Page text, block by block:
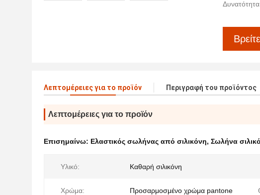
Λεπτομέρειες για το προϊόν Περιγραφή του προϊόντος
Λεπτομέρειες για το προϊόν
Επισημαίνω: Ελαστικός σωλήνας από σιλικόνη, Σωλήνα
Υλικό: Καθαρή σιλικόνη
Χρώμα: Προσαρμοσμένο χρώμα pantone